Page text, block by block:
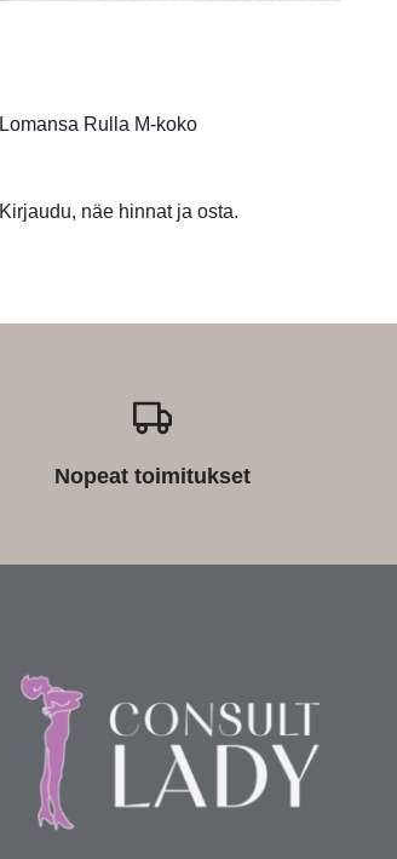
Lomansa Rulla M-koko
Kirjaudu, näe hinnat ja osta.
Nopeat toimitukset